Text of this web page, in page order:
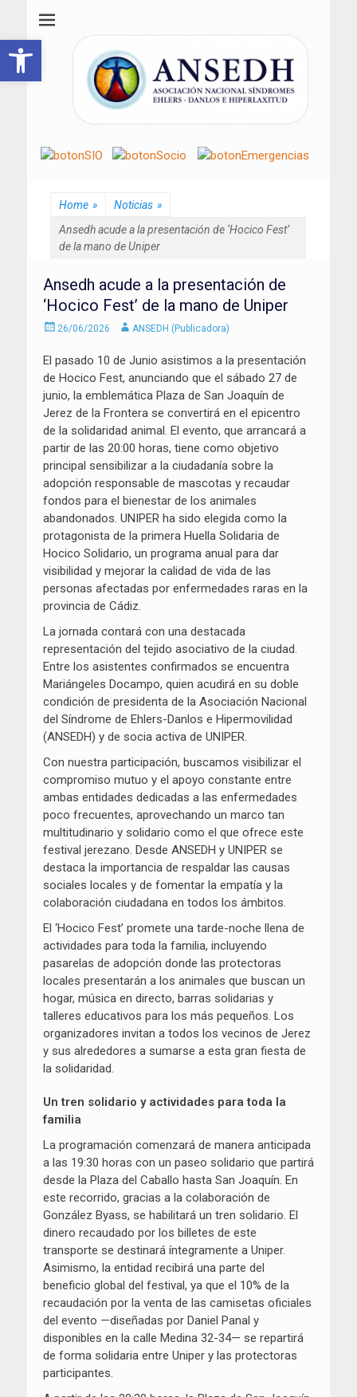
Abrir barra de herramientas
Home » Noticias »
Ansedh acude a la presentación de ‘Hocico Fest’
de la mano de Uniper
Ansedh acude a la presentación de
‘Hocico Fest’ de la mano de Uniper
Enviado
26/06/2026 AutorANSEDH (Publicadora)
El pasado 10 de Junio asistimos a la presentación
de Hocico Fest, anunciando que el sábado 27 de
junio, la emblemática Plaza de San Joaquín de
Jerez de la Frontera se convertirá en el epicentro
de la solidaridad animal. El evento, que arrancará a
partir de las 20:00 horas, tiene como objetivo
principal sensibilizar a la ciudadanía sobre la
adopción responsable de mascotas y recaudar
fondos para el bienestar de los animales
abandonados. UNIPER ha sido elegida como la
protagonista de la primera Huella Solidaria de
Hocico Solidario, un programa anual para dar
visibilidad y mejorar la calidad de vida de las
personas afectadas por enfermedades raras en la
provincia de Cádiz.
La jornada contará con una destacada
representación del tejido asociativo de la ciudad.
Entre los asistentes confirmados se encuentra
Mariángeles Docampo, quien acudirá en su doble
condición de presidenta de la Asociación Nacional
del Síndrome de Ehlers-Danlos e Hipermovilidad
(ANSEDH) y de socia activa de UNIPER.
Con nuestra participación, buscamos visibilizar el
compromiso mutuo y el apoyo constante entre
ambas entidades dedicadas a las enfermedades
poco frecuentes, aprovechando un marco tan
multitudinario y solidario como el que ofrece este
festival jerezano. Desde ANSEDH y UNIPER se
destaca la importancia de respaldar las causas
sociales locales y de fomentar la empatía y la
colaboración ciudadana en todos los ámbitos.
El ‘Hocico Fest’ promete una tarde-noche llena de
actividades para toda la familia, incluyendo
pasarelas de adopción donde las protectoras
locales presentarán a los animales que buscan un
hogar, música en directo, barras solidarias y
talleres educativos para los más pequeños. Los
organizadores invitan a todos los vecinos de Jerez
y sus alrededores a sumarse a esta gran fiesta de
la solidaridad.
Un tren solidario y actividades para toda la
familia
La programación comenzará de manera anticipada
a las 19:30 horas con un paseo solidario que partirá
desde la Plaza del Caballo hasta San Joaquín. En
este recorrido, gracias a la colaboración de
González Byass, se habilitará un tren solidario. El
dinero recaudado por los billetes de este
transporte se destinará íntegramente a Uniper.
Asimismo, la entidad recibirá una parte del
beneficio global del festival, ya que el 10% de la
recaudación por la venta de las camisetas oficiales
del evento —diseñadas por Daniel Panal y
disponibles en la calle Medina 32-34— se repartirá
de forma solidaria entre Uniper y las protectoras
participantes.